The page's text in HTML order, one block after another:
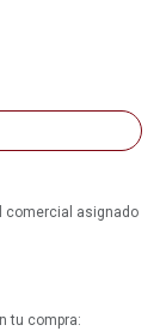
comercial asignado
tu compra: